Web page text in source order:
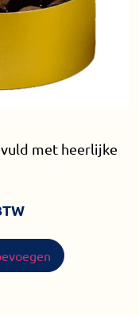
met heerlijke